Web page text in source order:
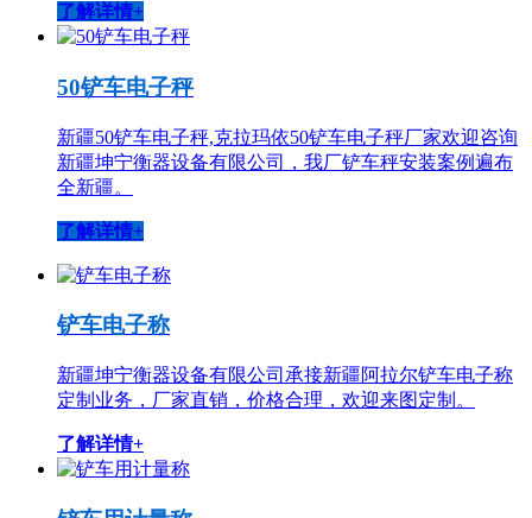
了解详情+
50铲车电子秤
新疆50铲车电子秤,克拉玛依50铲车电子秤厂家欢迎咨询
新疆坤宁衡器设备有限公司，我厂铲车秤安装案例遍布
全新疆。
了解详情+
铲车电子称
新疆坤宁衡器设备有限公司承接新疆阿拉尔铲车电子称
定制业务，厂家直销，价格合理，欢迎来图定制。
了解详情+